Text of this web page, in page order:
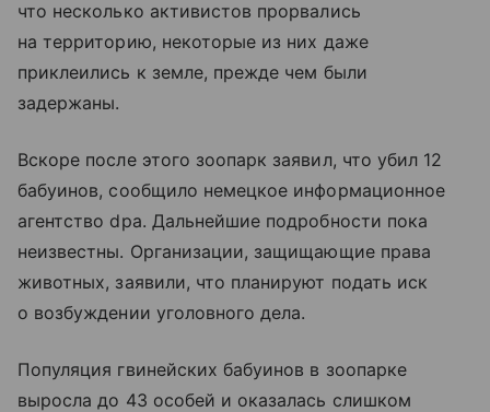
что несколько активистов прорвались
на территорию, некоторые из них даже
приклеились к земле, прежде чем были
задержаны.
Вскоре после этого зоопарк заявил, что убил 12
бабуинов, сообщило немецкое информационное
агентство dpa. Дальнейшие подробности пока
неизвестны. Организации, защищающие права
животных, заявили, что планируют подать иск
о возбуждении уголовного дела.
Популяция гвинейских бабуинов в зоопарке
выросла до 43 особей и оказалась слишком